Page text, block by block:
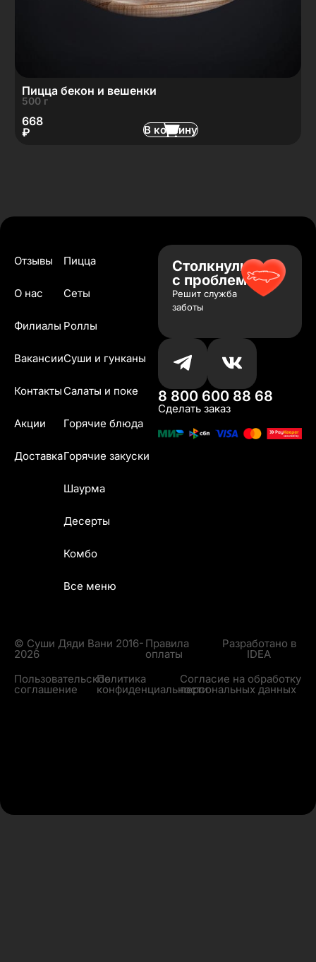
Пицца бекон и вешенки
500 г
668
₽
В корзину
Отзывы
О нас
Филиалы
Вакансии
Контакты
Акции
Доставка
Пицца
Сеты
Роллы
Суши и гунканы
Салаты и поке
Горячие блюда
Горячие закуски
Шаурма
Десерты
Комбо
Все меню
Столкнулись
с проблемой?
Решит служба
заботы
8 800 600 88 68
Сделать заказ
© Суши Дяди Вани 2016-
2026
Правила
оплаты
Разработано в
IDEA
Пользовательское
соглашение
Политика
конфиденциальности
Согласие на обработку
персональных данных